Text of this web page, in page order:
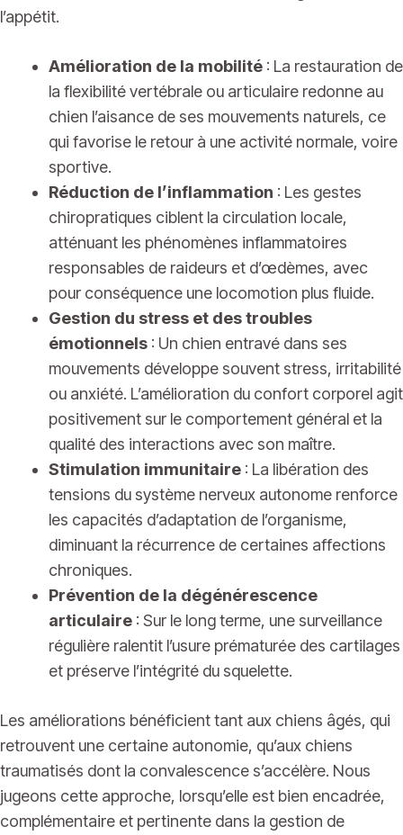
l’appétit.
Amélioration de la mobilité : La restauration de
la flexibilité vertébrale ou articulaire redonne au
chien l’aisance de ses mouvements naturels, ce
qui favorise le retour à une activité normale, voire
sportive.
Réduction de l’inflammation : Les gestes
chiropratiques ciblent la circulation locale,
atténuant les phénomènes inflammatoires
responsables de raideurs et d’œdèmes, avec
pour conséquence une locomotion plus fluide.
Gestion du stress et des troubles
émotionnels : Un chien entravé dans ses
mouvements développe souvent stress, irritabilité
ou anxiété. L’amélioration du confort corporel agit
positivement sur le comportement général et la
qualité des interactions avec son maître.
Stimulation immunitaire : La libération des
tensions du système nerveux autonome renforce
les capacités d’adaptation de l’organisme,
diminuant la récurrence de certaines affections
chroniques.
Prévention de la dégénérescence
articulaire : Sur le long terme, une surveillance
régulière ralentit l’usure prématurée des cartilages
et préserve l’intégrité du squelette.
Les améliorations bénéficient tant aux chiens âgés, qui
retrouvent une certaine autonomie, qu’aux chiens
traumatisés dont la convalescence s’accélère. Nous
jugeons cette approche, lorsqu’elle est bien encadrée,
complémentaire et pertinente dans la gestion de